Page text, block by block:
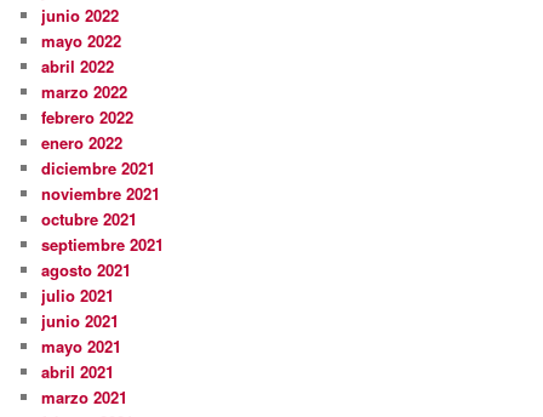
junio 2022
mayo 2022
abril 2022
marzo 2022
febrero 2022
enero 2022
diciembre 2021
noviembre 2021
octubre 2021
septiembre 2021
agosto 2021
julio 2021
junio 2021
mayo 2021
abril 2021
marzo 2021